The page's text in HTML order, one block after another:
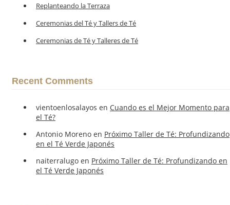
Replanteando la Terraza
Ceremonias del Té y Tallers de Té
Ceremonias de Té y Talleres de Té
Recent Comments
vientoenlosalayos en Cuando es el Mejor Momento para
el Té?
Antonio Moreno en Próximo Taller de Té: Profundizando
en el Té Verde Japonés
naiterralugo en Próximo Taller de Té: Profundizando en
el Té Verde Japonés